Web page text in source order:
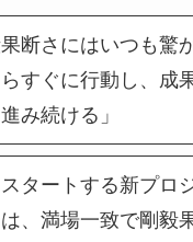
果断さにはいつも驚
すぐに行動し、成
み続ける」
スタートする新プロ
、満場一致で剛毅